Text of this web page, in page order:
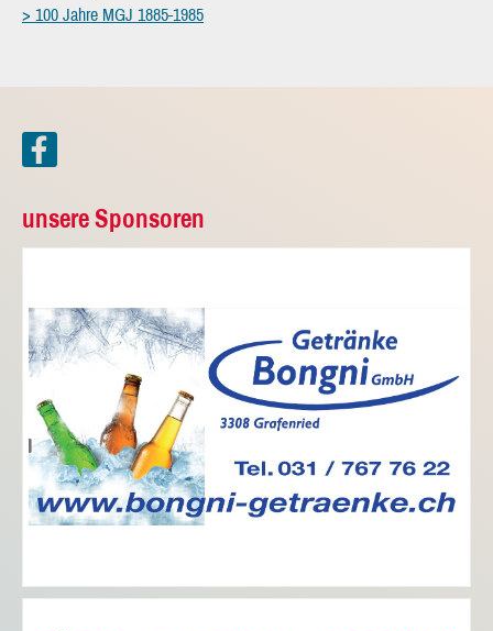
> 100 Jahre MGJ 1885-1985
unsere Sponsoren